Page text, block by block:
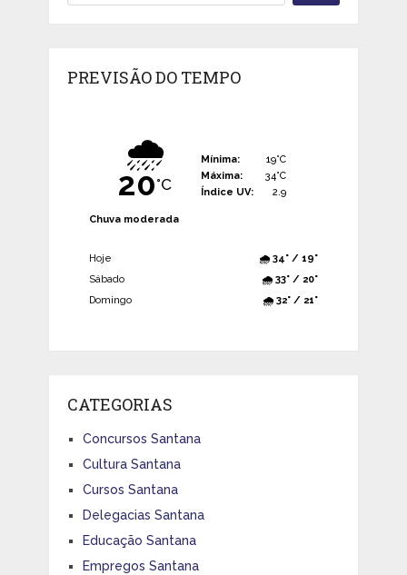
PREVISÃO DO TEMPO
🌧️
20°C
Mínima:
19°C
Máxima:
34°C
Índice UV:
2.9
Chuva moderada
Hoje
🌧️ 34° / 19°
Sábado
🌧️ 33° / 20°
Domingo
🌧️ 32° / 21°
CATEGORIAS
Concursos Santana
Cultura Santana
Cursos Santana
Delegacias Santana
Educação Santana
Empregos Santana